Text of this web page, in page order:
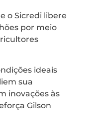
o Sicredi libere
por meio
ideais
sua
inovações às
Gilson